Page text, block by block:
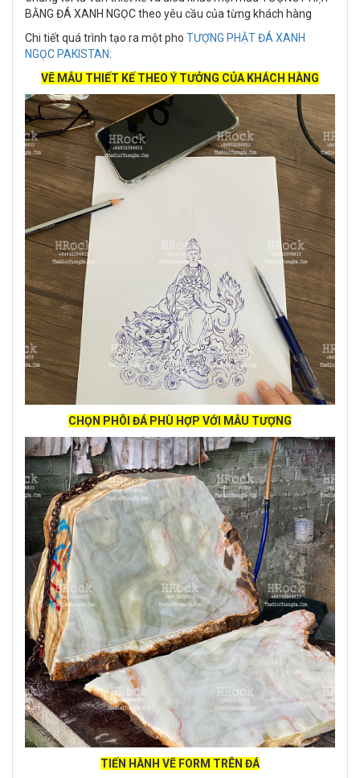
BẰNG ĐÁ XANH NGỌC theo yêu cầu của từng khách hàng
Chi tiết quá trình tạo ra một pho TƯỢNG PHẬT ĐÁ XANH
NGỌC PAKISTAN:
VẼ MẪU THIẾT KẾ THEO Ý TƯỞNG CỦA KHÁCH HÀNG
CHỌN PHÔI ĐÁ PHÙ HỢP VỚI MẪU TƯỢNG
TIẾN HÀNH VẼ FORM TRÊN ĐÁ